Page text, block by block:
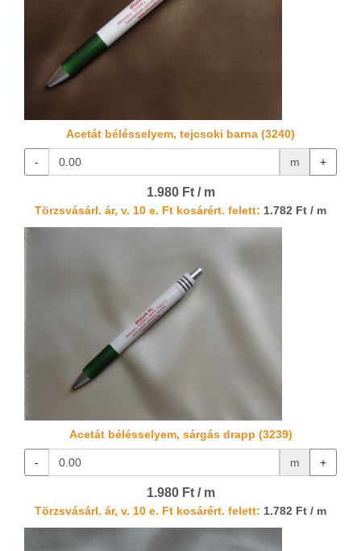
Acetát bélésselyem, tejcsoki barna (3240)
- m +
1.980 Ft / m
Törzsvásárl. ár, v. 10 e. Ft kosárért. felett: 1.782 Ft / m
Acetát bélésselyem, sárgás drapp (3239)
- m +
1.980 Ft / m
Törzsvásárl. ár, v. 10 e. Ft kosárért. felett: 1.782 Ft / m